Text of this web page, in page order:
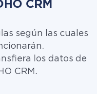
CRM
según las cuales
los datos de
CRM.